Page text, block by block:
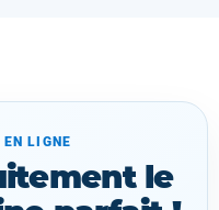
LIGNE
le